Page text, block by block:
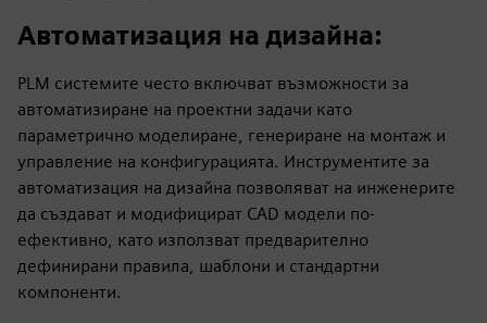
Автоматизация на дизайна:
PLM системите често включват възможности за
автоматизиране на проектни задачи като
параметрично моделиране, генериране на монтаж и
управление на конфигурацията. Инструментите за
автоматизация на дизайна позволяват на инженерите
да създават и модифицират CAD модели по-
ефективно, като използват предварително
дефинирани правила, шаблони и стандартни
компоненти.